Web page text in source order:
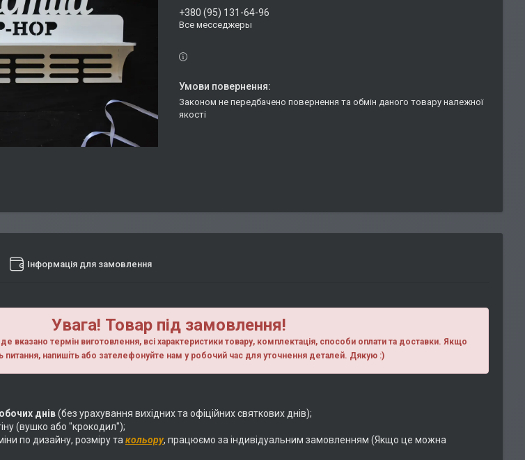
+380 (95) 131-64-96
Все месседжеры
Законом не передбачено повернення та обмін даного товару належної
якості
Інформація для замовлення
Увага! Товар під замовлення!
вказано термін виготовлення, всі характеристики товару, комплектація, способи оплати та доставки. Якщо
питання, напишiть або зателефонуйте нам у робочий час для уточнення деталей. Дякую :)
днів(без урахування вихідних та офіційних святкових днів);
(вушко або "крокодил");
по дизайну, розміру та кольору, працюємо за індивідуальним замовленням (Якщо це можна